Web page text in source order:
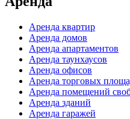
Аренда квартир
Аренда домов
Аренда апартаментов
Аренда таунхаусов
Аренда офисов
Аренда торговых
Аренда помещений
Аренда зданий
Аренда гаражей